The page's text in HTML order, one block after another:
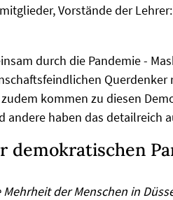
Vorstände der
durch die Pandemie -
kommen zu diesen
andere haben das detailreich
demokratischen
der Menschen in